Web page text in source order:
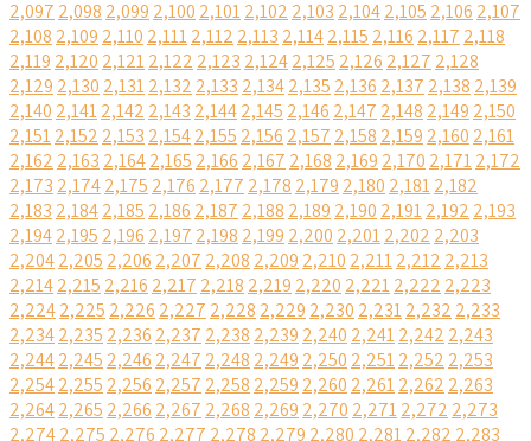
2,097 2,098 2,099 2,100 2,1012,102 2,103 2,1042,105 2,106 2,107
2,108 2,109 2,110 2,1112,112 2,113 2,1142,115 2,116 2,117 2,118
2,119 2,120 2,1212,122 2,123 2,1242,125 2,126 2,127 2,128
2,129 2,130 2,1312,132 2,133 2,1342,135 2,136 2,137 2,138 2,139
2,140 2,1412,142 2,143 2,1442,145 2,146 2,147 2,148 2,149 2,150
2,1512,152 2,153 2,1542,155 2,156 2,157 2,158 2,159 2,160 2,161
2,162 2,163 2,1642,165 2,166 2,167 2,168 2,169 2,170 2,1712,172
2,173 2,1742,175 2,176 2,177 2,178 2,179 2,180 2,1812,182
2,183 2,1842,185 2,186 2,187 2,188 2,189 2,190 2,1912,192 2,193
2,1942,195 2,196 2,197 2,198 2,199 2,200 2,2012,202 2,203
2,2042,205 2,206 2,207 2,208 2,209 2,210 2,2112,212 2,213
2,2142,215 2,216 2,217 2,218 2,219 2,220 2,2212,222 2,223
2,2242,225 2,226 2,227 2,228 2,229 2,230 2,2312,232 2,233
2,2342,235 2,236 2,237 2,238 2,239 2,240 2,2412,242 2,243
2,2442,245 2,246 2,247 2,248 2,249 2,250 2,2512,252 2,253
2,2542,255 2,256 2,257 2,258 2,259 2,260 2,2612,262 2,263
2,2642,265 2,266 2,267 2,268 2,269 2,270 2,2712,272 2,273
2,2742,275 2,276 2,277 2,278 2,279 2,280 2,2812,282 2,283